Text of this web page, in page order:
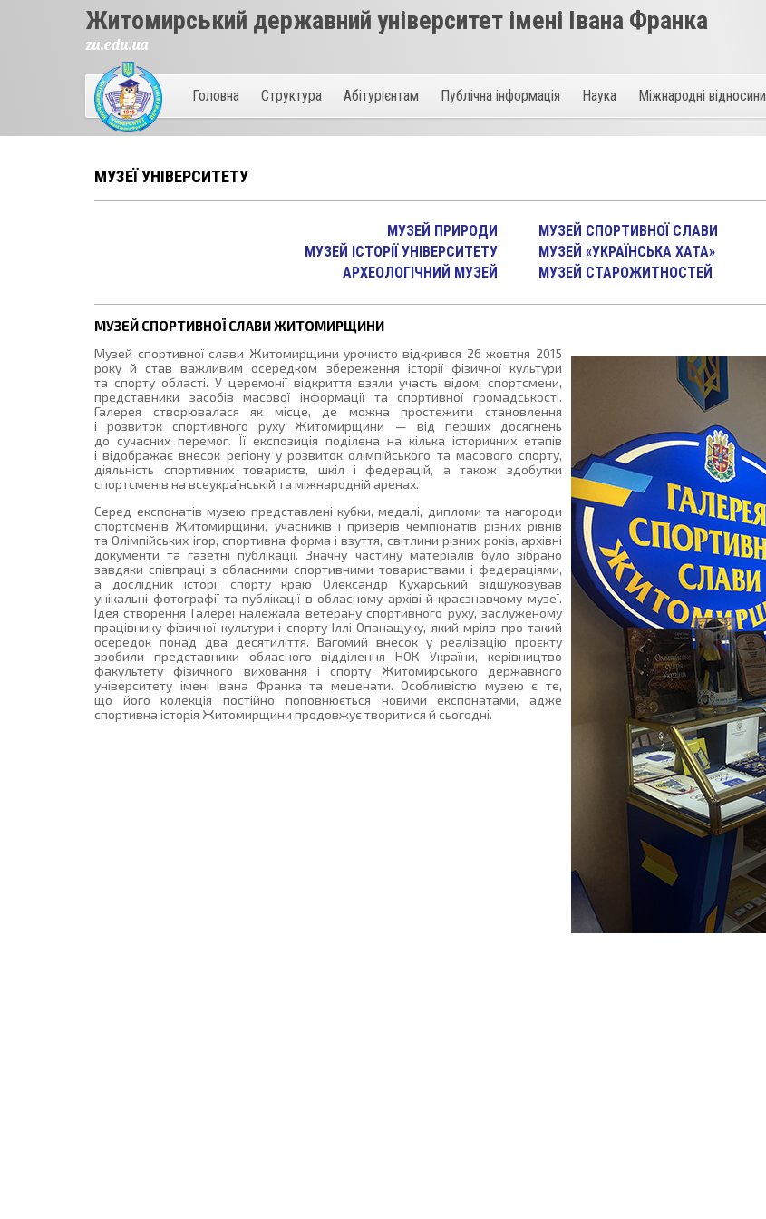
Житомирський державний університет імені Івана Франка
zu.edu.ua
Головна Структура Абітурієнтам Публічна інформація Наука Міжнародні відносини
МУЗЕЇ УНІВЕРСИТЕТУ
МУЗЕЙ ПРИРОДИ
МУЗЕЙ СПОРТИВНОЇ СЛАВИ
МУЗЕЙ ІСТОРІЇ УНІВЕРСИТЕТУ
МУЗЕЙ «УКРАЇНСЬКА ХАТА»
АРХЕОЛОГІЧНИЙ МУЗЕЙ
МУЗЕЙ СТАРОЖИТНОСТЕЙ
МУЗЕЙ СПОРТИВНОЇ СЛАВИ ЖИТОМИРЩИНИ
Музей спортивної слави Житомирщини урочисто відкрився 26 жовтня 2015
року й став важливим осередком збереження історії фізичної культури
та спорту області. У церемонії відкриття взяли участь відомі спортсмени,
представники засобів масової інформації та спортивної громадськості.
Галерея створювалася як місце, де можна простежити становлення
і розвиток спортивного руху Житомирщини — від перших досягнень
до сучасних перемог. Її експозиція поділена на кілька історичних етапів
і відображає внесок регіону у розвиток олімпійського та масового спорту,
діяльність спортивних товариств, шкіл і федерацій, а також здобутки
спортсменів на всеукраїнській та міжнародній аренах.
Серед експонатів музею представлені кубки, медалі, дипломи та нагороди
спортсменів Житомирщини, учасників і призерів чемпіонатів різних рівнів
та Олімпійських ігор, спортивна форма і взуття, світлини різних років, архівні
документи та газетні публікації. Значну частину матеріалів було зібрано
завдяки співпраці з обласними спортивними товариствами і федераціями,
а дослідник історії спорту краю Олександр Кухарський відшуковував
унікальні фотографії та публікації в обласному архіві й краєзнавчому музеї.
Ідея створення Галереї належала ветерану спортивного руху, заслуженому
працівнику фізичної культури і спорту Іллі Опанащуку, який мріяв про такий
осередок понад два десятиліття. Вагомий внесок у реалізацію проєкту
зробили представники обласного відділення НОК України, керівництво
факультету фізичного виховання і спорту Житомирського державного
університету імені Івана Франка та меценати. Особливістю музею є те,
що його колекція постійно поповнюється новими експонатами, адже
спортивна історія Житомирщини продовжує творитися й сьогодні.